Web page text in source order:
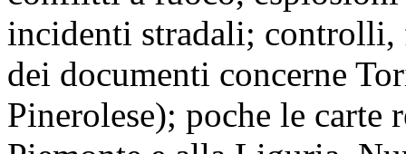
incidenti stradali; controlli,
dei documenti concerne
Pinerolese); poche le carte